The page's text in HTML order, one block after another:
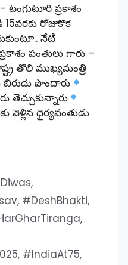
ప్రకాశం
15వరకు రోజుకొక
నేటి
పంతులు గారు –
తొలి ముఖ్యమంత్రి
బిరుదు పొందారు
వెళ్లిన ధైర్యవంతుడు
,
, #DeshBhakti,
,
, #IndiaAt75,